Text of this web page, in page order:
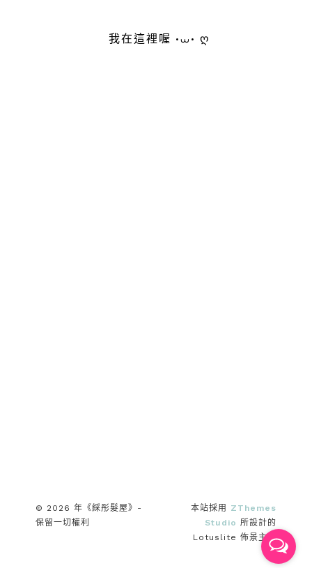
我在這裡喔 •⩊• ღ
© 2026 年《綵彤髮屋》-
保留一切權利
本站採用 ZThemes
Studio 所設計的
Lotuslite 佈景主題